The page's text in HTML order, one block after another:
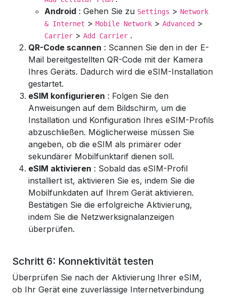
Android : Gehen Sie zu Settings > Network
& Internet > Mobile Network > Advanced >
Carrier > Add Carrier .
QR-Code scannen : Scannen Sie den in der E-
Mail bereitgestellten QR-Code mit der Kamera
Ihres Geräts. Dadurch wird die eSIM-Installation
gestartet.
eSIM konfigurieren : Folgen Sie den
Anweisungen auf dem Bildschirm, um die
Installation und Konfiguration Ihres eSIM-Profils
abzuschließen. Möglicherweise müssen Sie
angeben, ob die eSIM als primärer oder
sekundärer Mobilfunktarif dienen soll.
eSIM aktivieren : Sobald das eSIM-Profil
installiert ist, aktivieren Sie es, indem Sie die
Mobilfunkdaten auf Ihrem Gerät aktivieren.
Bestätigen Sie die erfolgreiche Aktivierung,
indem Sie die Netzwerksignalanzeigen
überprüfen.
Schritt 6: Konnektivität testen
Überprüfen Sie nach der Aktivierung Ihrer eSIM,
ob Ihr Gerät eine zuverlässige Internetverbindung